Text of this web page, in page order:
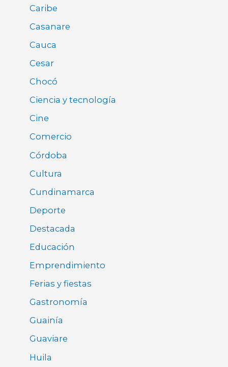
Caribe
Casanare
Cauca
Cesar
Chocó
Ciencia y tecnología
Cine
Comercio
Córdoba
Cultura
Cundinamarca
Deporte
Destacada
Educación
Emprendimiento
Ferias y fiestas
Gastronomía
Guainía
Guaviare
Huila